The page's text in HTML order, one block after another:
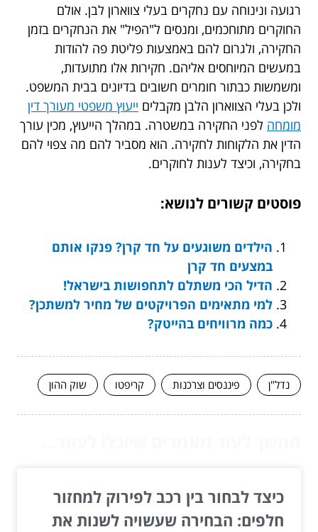
רגועה ונינוחה עם נחקרים בעלי צווארון לבן. אולם
החוקרים מתוחכמים, ומנסים ל"הפיל" את הנחקרים בזמן
החקירה, ולגרום להם באמצעות פליטת פה להודות
במעשים המיוחסים אליהם. חקירות אלו מתועדות,
ומשמשות כבתור חומרים חשובים בדיונים בבית המשפט.
ולכן בעלי הצווארון הלבן מקבלים ייעוץ משפטי מעורך דין
מומחה לפני החקירה במשטרה. במהלך הייעוץ, מכין עורך
הדין את הלקוחות לחקירה. הוא מסביר להם מה צפוי להם
בחקירה, וכיצד לענות לחוקרים.
פוסטים קשורים לנושא:
הילדים משוגעים על חד קרן? פנקו אותם
במצעים חד קרן
הדיל הכי משתלם לתחפושות בישראל!
למי מתאימים הפרויקטים של מחיר למשתכן?
כמה מרוויחים בהייטק?
נדל"ן פיננסים וצרכנות קריפטו שוק ההון
כיצד לבחור בין רכב לפירוק למחזור
חלפים: הבחירה שעשויה לשנות את